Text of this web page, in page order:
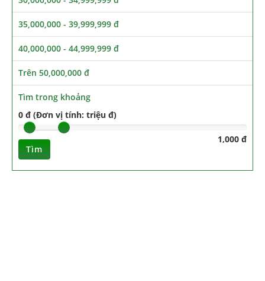
35,000,000 - 39,999,999 đ
40,000,000 - 44,999,999 đ
Trên 50,000,000 đ
Tìm trong khoảng
0 đ (Đơn vị tính: triệu đ)
1,000 đ
Tìm